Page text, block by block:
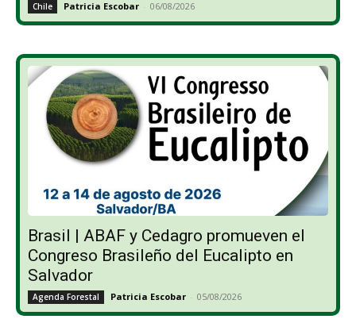
Chile Patricia Escobar - 06/08/2026
Brasil | ABAF y Cedagro promueven el
Congreso Brasileño del Eucalipto en
Salvador
Agenda Forestal Patricia Escobar - 05/08/2026